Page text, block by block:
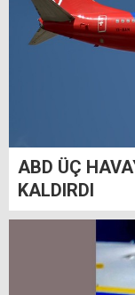
ABD ÜÇ
KALDIRDI